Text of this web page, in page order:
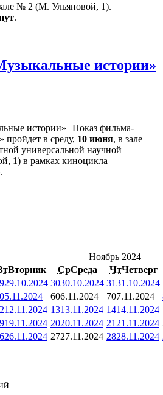
№ 2 (М. Ульяновой, 1).
.
истории»
Показ фильма-
в среду, 10 июня, в зале
универсальной научной
1) в рамках киноцикла
Ноябрь 2024
Вторник СрСреда ЧтЧетверг
29.10.2024 3030.10.2024 3131.10.2024
05.11.2024 606.11.2024 707.11.2024
12.11.2024 1313.11.2024 1414.11.2024
19.11.2024 2020.11.2024 21 21.11.2024
26.11.2024 2727.11.2024 2828.11.2024